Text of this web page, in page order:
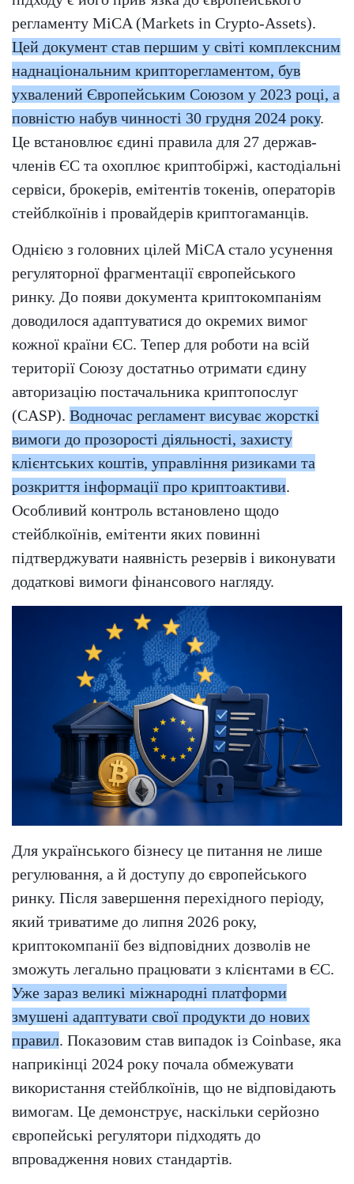
регламенту MiCA (Markets in Crypto-Assets).
Цей документ став першим у світі комплексним
наднаціональним крипторегламентом, був
ухвалений Європейським Союзом у 2023 році, а
повністю набув чинності 30 грудня 2024 року.
Це встановлює єдині правила для 27 держав-
членів ЄС та охоплює криптобіржі, кастодіальні
сервіси, брокерів, емітентів токенів, операторів
стейблкоїнів і провайдерів криптогаманців.
Однією з головних цілей MiCA стало усунення
регуляторної фрагментації європейського
ринку. До появи документа криптокомпаніям
доводилося адаптуватися до окремих вимог
кожної країни ЄС. Тепер для роботи на всій
території Союзу достатньо отримати єдину
авторизацію постачальника криптопослуг
(CASP). Водночас регламент висуває жорсткі
вимоги до прозорості діяльності, захисту
клієнтських коштів, управління ризиками та
розкриття інформації про криптоактиви.
Особливий контроль встановлено щодо
стейблкоїнів, емітенти яких повинні
підтверджувати наявність резервів і виконувати
додаткові вимоги фінансового нагляду.
Для українського бізнесу це питання не лише
регулювання, а й доступу до європейського
ринку. Після завершення перехідного періоду,
який триватиме до липня 2026 року,
криптокомпанії без відповідних дозволів не
зможуть легально працювати з клієнтами в ЄС.
Уже зараз великі міжнародні платформи
змушені адаптувати свої продукти до нових
правил. Показовим став випадок із Coinbase, яка
наприкінці 2024 року почала обмежувати
використання стейблкоїнів, що не відповідають
вимогам. Це демонструє, наскільки серйозно
європейські регулятори підходять до
впровадження нових стандартів.